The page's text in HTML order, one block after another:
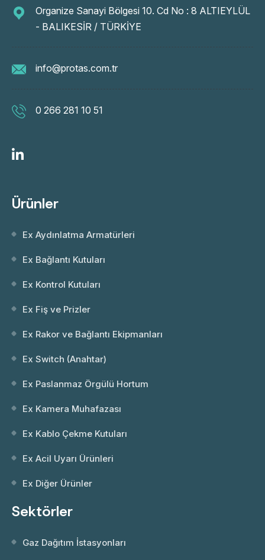
Organize Sanayi Bölgesi 10. Cd No : 8 ALTIEYLÜL
- BALIKESİR / TÜRKİYE
info@protas.com.tr
0 266 281 10 51
Ürünler
Ex Aydınlatma Armatürleri
Ex Bağlantı Kutuları
Ex Kontrol Kutuları
Ex Fiş ve Prizler
Ex Rakor ve Bağlantı Ekipmanları
Ex Switch (Anahtar)
Ex Paslanmaz Örgülü Hortum
Ex Kamera Muhafazası
Ex Kablo Çekme Kutuları
Ex Acil Uyarı Ürünleri
Ex Diğer Ürünler
Sektörler
Gaz Dağıtım İstasyonları